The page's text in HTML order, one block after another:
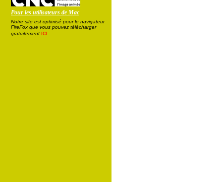
Pour les utilisateurs de Mac
Notre site est optimisé pour le navigateur
FireFox que vous pouvez télécharger
gratuitement ici